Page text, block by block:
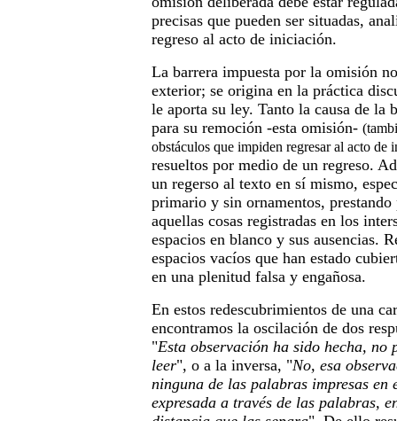
precisas que pueden ser situadas,
regreso al acto de iniciación.
La barrera impuesta por la omisión
exterior; se origina en la práctica
le aporta su ley. Tanto la causa de la
para su remoción -esta omisión-
obstáculos que impiden regresar al acto de
resueltos por medio de un regreso.
un regerso al texto en sí mismo,
primario y sin ornamentos,
aquellas cosas registradas en los
espacios en blanco y sus ausencias.
espacios vacíos que han estado
en una plenitud falsa y engañosa.
En estos redescubrimientos de una
encontramos la oscilación de dos
"Esta observación ha sido hecha, no
leer", o a la inversa, "No, esa
ninguna de las palabras impresas en
expresada a través de las palabras,